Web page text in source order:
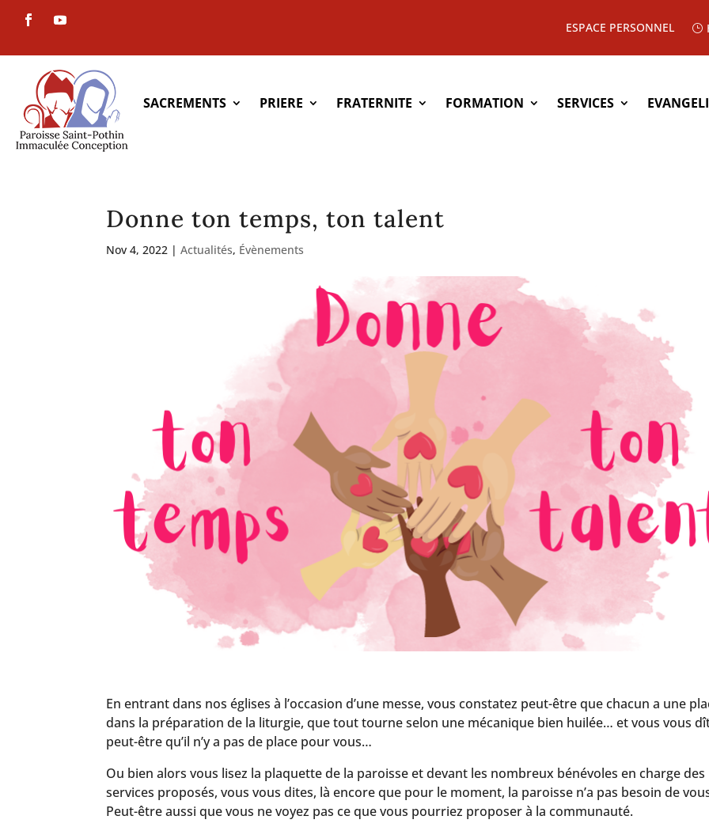
ESPACE PERSONNEL
SACREMENTS PRIERE FRATERNITE FORMATION SERVICES
Donne ton temps, ton talent
Nov 4, 2022 |Actualités, Évènements
En entrant dans nos églises à l’occasion d’une messe, vous constatez peut-être que chacun a une
dans la préparation de la liturgie, que tout tourne selon une mécanique bien huilée… et vous vous
peut-être qu’il n’y a pas de place pour vous…
Ou bien alors vous lisez la plaquette de la paroisse et devant les nombreux bénévoles en charge des
services proposés, vous vous dites, là encore que pour le moment, la paroisse n’a pas besoin de
Peut-être aussi que vous ne voyez pas ce que vous pourriez proposer à la communauté.